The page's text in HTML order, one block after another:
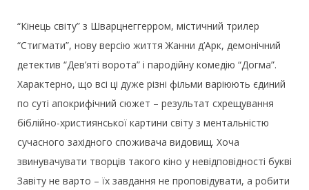
“Кінець світу” з Шварцнеггерром, містичний трилер
“Стигмати”, нову версію життя Жанни д’Арк, демонічний
детектив “Дев’яті ворота” і пародійну комедію “Догма”.
Характерно, що всі ці дуже різні фільми варіюють єдиний
по суті апокрифічний сюжет – результат схрещування
біблійно-християнської картини світу з ментальністю
сучасного західного споживача видовищ. Хоча
звинувачувати творців такого кіно у невідповідності букві
Завіту не варто – їх завдання не проповідувати, а робити